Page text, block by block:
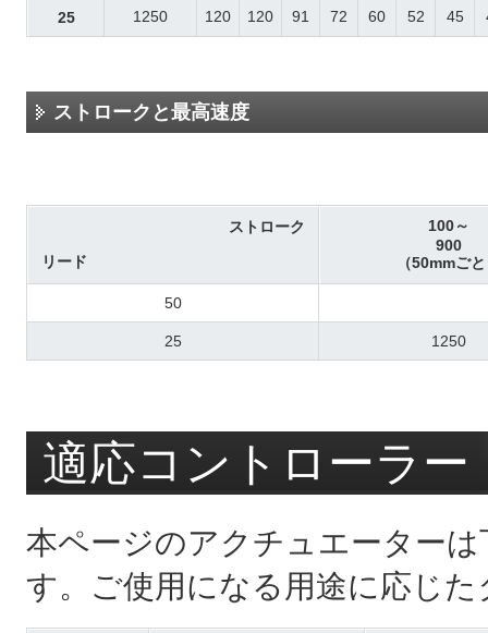
25 1250 120 120 91 72 60 52 45
ストロークと最高速度
ストローク
リード
100～
900
（50mmご
50
25 1250
適応コントローラー
本ページのアクチュエーター
す。ご使用になる用途に応じ